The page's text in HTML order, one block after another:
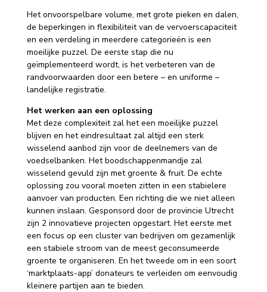
Het onvoorspelbare volume, met grote pieken en dalen,
de beperkingen in flexibiliteit van de vervoerscapaciteit
en een verdeling in meerdere categorieën is een
moeilijke puzzel. De eerste stap die nu
geïmplementeerd wordt, is het verbeteren van de
randvoorwaarden door een betere – en uniforme –
landelijke registratie.
Het werken aan een oplossing
Met deze complexiteit zal het een moeilijke puzzel
blijven en het eindresultaat zal altijd een sterk
wisselend aanbod zijn voor de deelnemers van de
voedselbanken. Het boodschappenmandje zal
wisselend gevuld zijn met groente & fruit. De echte
oplossing zou vooral moeten zitten in een stabielere
aanvoer van producten. Een richting die we niet alleen
kunnen inslaan. Gesponsord door de provincie Utrecht
zijn 2 innovatieve projecten opgestart. Het eerste met
een focus op een cluster van bedrijven om gezamenlijk
een stabiele stroom van de meest geconsumeerde
groente te organiseren. En het tweede om in een soort
‘marktplaats-app’ donateurs te verleiden om eenvoudig
kleinere partijen aan te bieden.